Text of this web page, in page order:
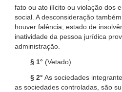
fato ou ato ilícito ou violação dos
social. A desconsideração
houver falência, estado de
inatividade da pessoa jurídica
administração.
§ 1° (Vetado).
§ 2° As sociedades
as sociedades controladas, são